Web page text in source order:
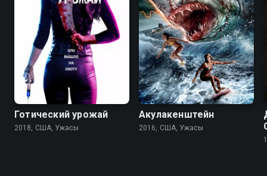
3.5
Готический урожай
2018, США, Ужасы
3.6 2.2
Акулакенштейн
2016, США, Ужасы